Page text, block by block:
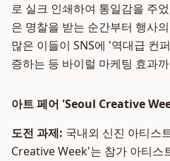
로 실크 인쇄하여 통일감을 주
은 명찰을 받는 순간부터 행사
많은 이들이 SNS에 '역대급 컨
증하는 등 바이럴 마케팅 효과
아트 페어 'Seoul Creative
도전 과제: 국내외 신진 아티스
Creative Week'는 참가 아티스